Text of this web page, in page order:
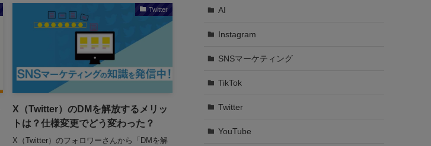
Twitter
X（Twitter）のDMを解放するメリッ
トは？仕様変更でどう変わった？
X（Twitter）のフォロワーさんから「DMを解
AI
Instagram
SNSマーケティング
TikTok
Twitter
YouTube